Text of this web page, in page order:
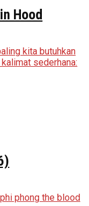
Hood